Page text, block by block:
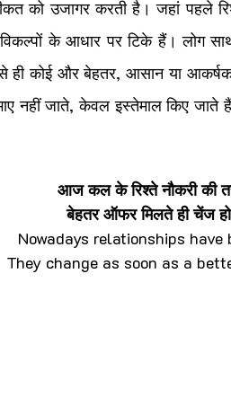
Quotes APJ
Club CHANGE
Quotes Coffee
Quotes Cry Quotes
को उजागर करती है। जहां पहले
के आधार पर टिके हैं। लोग
कोई और बेहतर, आसान या आकर्षक
नहीं जाते, केवल इस्तेमाल किए
आज कल के रिश्ते नौकरी की
बेहतर ऑफर मिलते ही चेंज
Nowadays relationships have
They change as soon as a